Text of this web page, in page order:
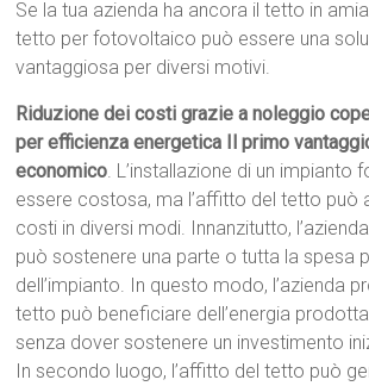
Se la tua azienda ha ancora il tetto in
tetto per fotovoltaico può essere una
vantaggiosa per diversi motivi.
Riduzione dei costi grazie a noleggio
per efficienza energetica Il primo
economico. L’installazione di un impianto
essere costosa, ma l’affitto del tetto può
costi in diversi modi. Innanzitutto,
può sostenere una parte o tutta la spesa
dell’impianto. In questo modo, l’azienda
tetto può beneficiare dell’energia
senza dover sostenere un investimento
In secondo luogo, l’affitto del tetto può